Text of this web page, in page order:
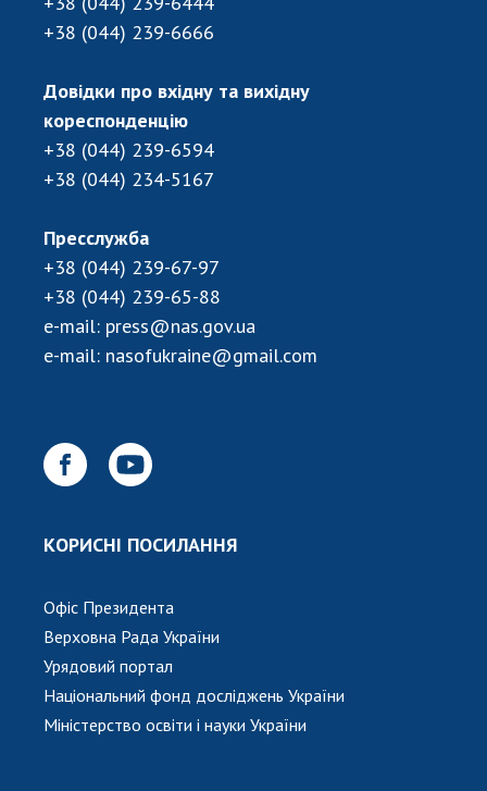
+38 (044) 239-6666
Довідки про вхідну та вихідну
кореспонденцію
+38 (044) 239-6594
+38 (044) 234-5167
Пресслужба
+38 (044) 239-67-97
+38 (044) 239-65-88
e-mail: press@nas.gov.ua
e-mail: nasofukraine@gmail.com
КОРИСНІ ПОСИЛАННЯ
Офіс Президента
Верховна Рада України
Урядовий портал
Національний фонд досліджень України
Міністерство освіти і науки України